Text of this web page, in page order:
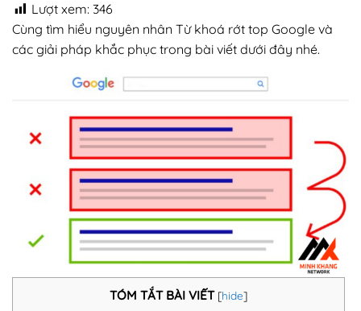
Lượt xem: 346
Cùng tìm hiểu nguyên nhân Từ khoá rớt top Google và
các giải pháp khắc phục trong bài viết dưới đây nhé.
TÓM TẮT BÀI VIẾT [hide]